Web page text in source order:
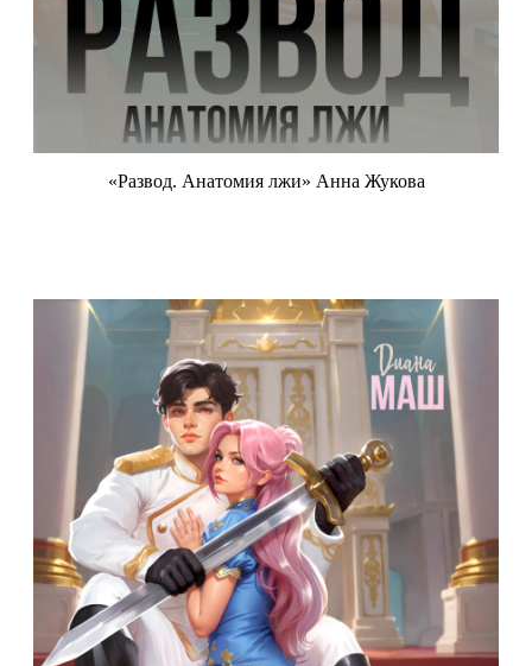
«Развод. Анатомия лжи» Анна Жукова